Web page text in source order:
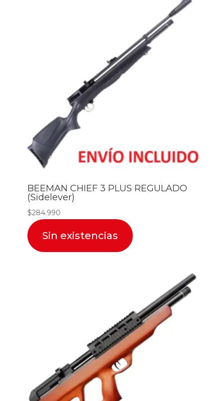
BEEMAN CHIEF 3 PLUS REGULADO
(Sidelever)
$284.990
Sin existencias